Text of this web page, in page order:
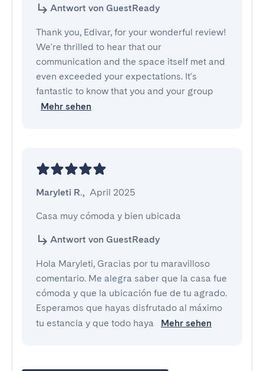
Antwort von GuestReady
Thank you, Edivar, for your wonderful review!
We're thrilled to hear that our
communication and the space itself met and
even exceeded your expectations. It's
fantastic to know that you and your group
Mehr sehen
Maryleti R., April 2025
Casa muy cómoda y bien ubicada
Antwort von GuestReady
Hola Maryleti, Gracias por tu maravilloso
comentario. Me alegra saber que la casa fue
cómoda y que la ubicación fue de tu agrado.
Esperamos que hayas disfrutado al máximo
tu estancia y que todo haya
Mehr sehen